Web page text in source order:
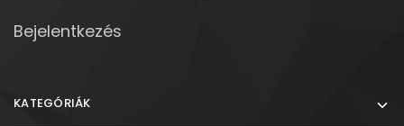
Bejelentkezés
KATEGÓRIÁK